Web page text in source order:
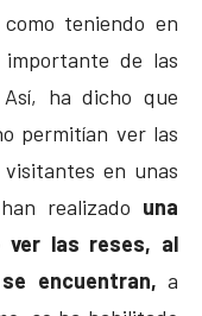
teniendo en
de las
ha dicho que
permitían ver las
en unas
realizado una
ver las reses, al
encuentran, a